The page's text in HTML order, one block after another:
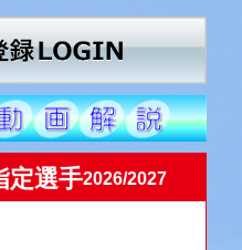
定選手2026/2027